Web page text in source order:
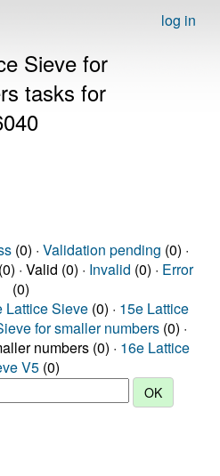
log in
Sieve for
tasks for
(0) · Validation pending (0) ·
· Valid (0) · Invalid (0) · Error
(0)
Lattice Sieve (0) · 15e Lattice
for smaller numbers (0) ·
numbers (0) · 16e Lattice
V5 (0)